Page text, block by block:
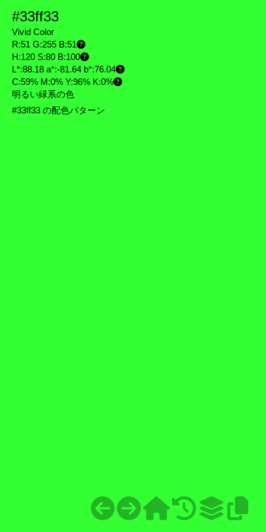
#33ff33
Vivid Color
R:51 G:255 B:51
H:120 S:80 B:100
L*:88.18 a*:-81.64 b*:76.04
C:59% M:0% Y:96% K:0%
明るい緑系の色
#33ff33 の配色パターン